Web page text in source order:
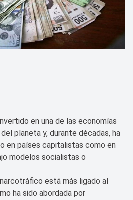
en una de las economías
planeta y, durante décadas, ha
en países capitalistas como en
modelos socialistas o
está más ligado al
ha sido abordada por